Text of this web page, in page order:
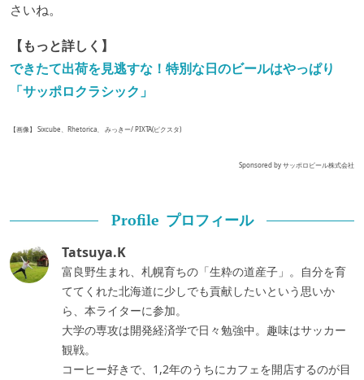
さいね。
【もっと詳しく】
できたて出荷を見逃すな！特別な日のビールはやっぱり
「サッポロクラシック」
【画像】 Sixcube、Rhetorica、 みっきー/ PIXTA(ピクスタ)
Sponsored by サッポロビール株式会社
Profile プロフィール
Tatsuya.K
富良野生まれ、札幌育ちの「生粋の道産子」。自分を育
ててくれた北海道に少しでも貢献したいという思いか
ら、本ライターに参加。
大学の専攻は開発経済学で日々勉強中。趣味はサッカー
観戦。
コーヒー好きで、1,2年のうちにカフェを開店するのが目